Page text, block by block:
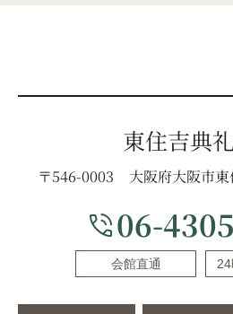
東住吉典
〒546-0003 大阪府大阪市
phone_in_talk06-
会館直通